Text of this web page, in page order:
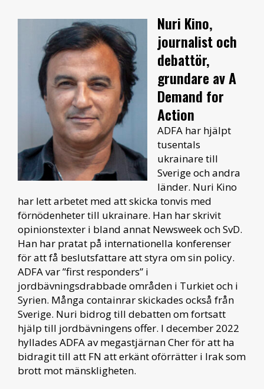
Nuri Kino,
journalist och
debattör,
grundare av A
Demand for
Action
ADFA har hjälpt
tusentals
ukrainare till
Sverige och andra
länder. Nuri Kino
har lett arbetet med att skicka tonvis med
förnödenheter till ukrainare. Han har skrivit
opinionstexter i bland annat Newsweek och SvD.
Han har pratat på internationella konferenser
för att få beslutsfattare att styra om sin policy.
ADFA var ”first responders” i
jordbävningsdrabbade områden i Turkiet och i
Syrien. Många containrar skickades också från
Sverige. Nuri bidrog till debatten om fortsatt
hjälp till jordbävningens offer. I december 2022
hyllades ADFA av megastjärnan Cher för att ha
bidragit till att FN att erkänt oförrätter i Irak som
brott mot mänskligheten.